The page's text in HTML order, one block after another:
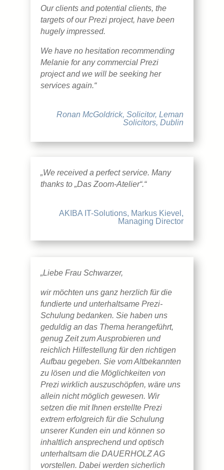
Our clients and potential clients, the
targets of our Prezi project, have been
hugely impressed.
We have no hesitation recommending
Melanie for any commercial Prezi
project and we will be seeking her
services again.“
Ronan McGoldrick, Solicitor, Leman
Solicitors, Dublin
„We received a perfect service. Many
thanks to „Das Zoom-Atelier“.“
AKIBA IT-Solutions, Markus Kievel,
Managing Director
„Liebe Frau Schwarzer,
wir möchten uns ganz herzlich für die
fundierte und unterhaltsame Prezi-
Schulung bedanken. Sie haben uns
geduldig an das Thema herangeführt,
genug Zeit zum Ausprobieren und
reichlich Hilfestellung für den richtigen
Aufbau gegeben. Sie vom Altbekannten
zu lösen und die Möglichkeiten von
Prezi wirklich auszuschöpfen, wäre uns
allein nicht möglich gewesen. Wir
setzen die mit Ihnen erstellte Prezi
extrem erfolgreich für die Schulung
unserer Kunden ein und können so
inhaltlich ansprechend und optisch
unterhaltsam die DAUERHOLZ AG
vorstellen. Dabei werden sicherlich